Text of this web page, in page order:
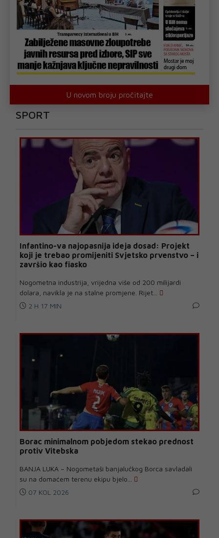
U novom broju pročitajte
SPORT
Infantino-va najopasnija ideja dosad: Projekt
koji je trebao promijeniti Svjetsko prvenstvo – i
završio kao fiasko
Nogometna industrija, vrijedna više od 200 milijardi
dolara, navikla je na stalne promjene. Rijet...
2 H 17 MIN
Borac minimalnom pobjedom stekao prednost
protiv Vitebska
BANJA LUKA – Nogometaši banjalučkog Borca savladali
su na domaćem terenu ekipu bjelo...
07 KOL 2026